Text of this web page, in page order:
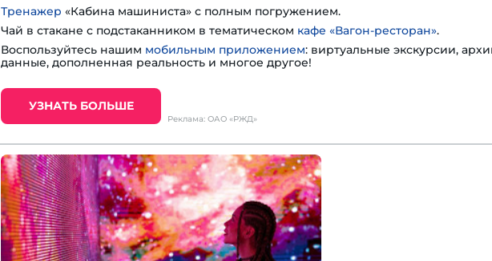
Тренажер «Кабина машиниста» с полным погружением.
Чай в стакане с подстаканником в тематическом кафе «Вагон-ресторан».
Воспользуйтесь нашим мобильным приложением: виртуальные экскурсии,
данные, дополненная реальность и многое другое!
УЗНАТЬ БОЛЬШЕ
Реклама: ОАО «РЖД»